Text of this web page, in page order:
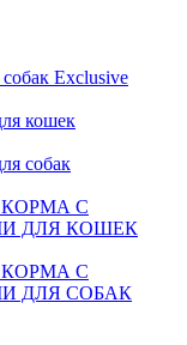
Exclusive
кошек
собак
С
ДЛЯ КОШЕК
С
ДЛЯ СОБАК